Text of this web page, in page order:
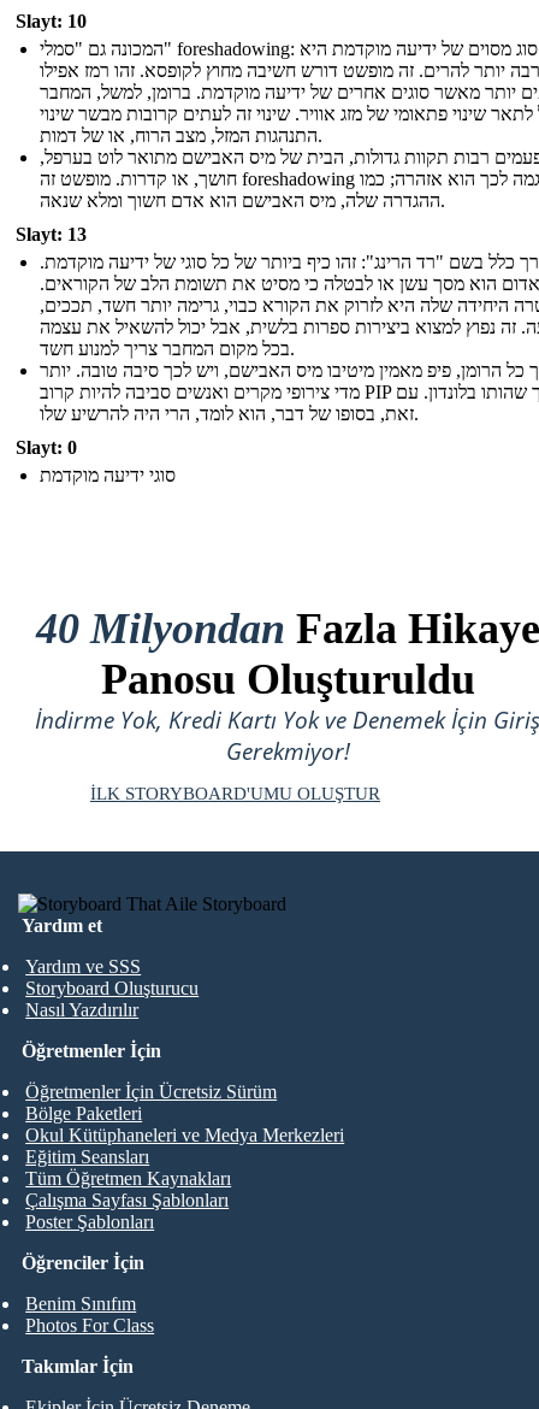
Slayt: 10
המכונה גם "סמלי" foreshadowing: זה סוג מסוים של ידיעה מוקדמת היא
יותר להרים. זה מופשט דורש חשיבה מחוץ לקופסא. זהו רמז אפילו
יותר מאשר סוגים אחרים של ידיעה מוקדמת. ברומן, למשל, המחבר
לתאר שינוי פתאומי של מזג אוויר. שינוי זה לעתים קרובות מבשר שינוי
התנהגות המזל, מצב הרוח, או של דמות.
רבות תקוות גדולות, הבית של מיס האבישם מתואר לוט בערפל,
חושך, או קדרות. מופשט זה foreshadowing דוגמה לכך הוא אזהרה; כמו
ההגדרה שלה, מיס האבישם הוא אדם חשוך ומלא שנאה.
Slayt: 13
כלל בשם "רד הרינג": זהו כיף ביותר של כל סוגי של ידיעה מוקדמת.
הוא מסך עשן או לבטלה כי מסיט את תשומת הלב של הקוראים.
היחידה שלה היא לזרוק את הקורא כבוי, גרימה יותר חשד, תככים,
זה נפוץ למצוא ביצירות ספרות בלשית, אבל יכול להשאיל את עצמה
בכל מקום המחבר צריך למנוע חשד.
כל הרומן, פיפ מאמין מיטיבו מיס האבישם, ויש לכך סיבה טובה. יותר
מדי צירופי מקרים ואנשים סביבה להיות קרוב PIP במהלך שהותו בלונדון. עם
זאת, בסופו של דבר, הוא לומד, הרי היה להרשיע שלו.
Slayt: 0
סוגי ידיעה מוקדמת
40 Milyondan Fazla Hikaye
Panosu Oluşturuldu
İndirme Yok, Kredi Kartı Yok ve Denemek İçin Giriş
Gerekmiyor!
İLK STORYBOARD'UMU OLUŞTUR
Yardım et
Yardım ve SSS
Storyboard Oluşturucu
Nasıl Yazdırılır
Öğrenciler İçin
Benim Sınıfım
Photos For Class
Öğretmenler İçin
Öğretmenler İçin Ücretsiz Sürüm
Bölge Paketleri
Okul Kütüphaneleri ve Medya Merkezleri
Eğitim Seansları
Tüm Öğretmen Kaynakları
Çalışma Sayfası Şablonları
Poster Şablonları
Takımlar İçin